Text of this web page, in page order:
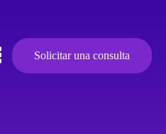
Solicitar una consulta